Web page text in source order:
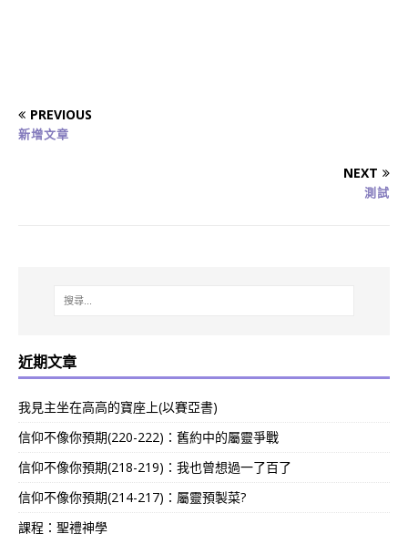
PREVIOUS
新增文章
NEXT
測試
近期文章
我見主坐在高高的寶座上(以賽亞書)
信仰不像你預期(220-222)：舊約中的屬靈爭戰
信仰不像你預期(218-219)：我也曾想過一了百了
信仰不像你預期(214-217)：屬靈預製菜?
課程：聖禮神學